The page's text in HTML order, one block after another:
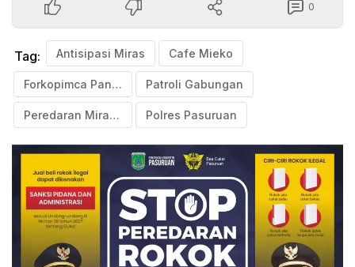
0
Tag: Antisipasi Miras Cafe Mieko
Forkopimca Pandaan Patroli Gabungan
Peredaran Miras Oplosan Polres Pasuruan